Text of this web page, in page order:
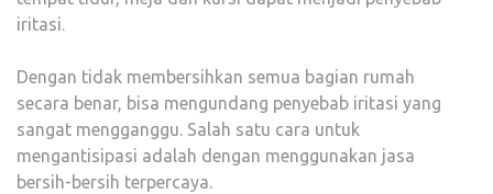
iritasi.
Dengan tidak membersihkan semua bagian rumah
secara benar, bisa mengundang penyebab iritasi yang
sangat mengganggu. Salah satu cara untuk
mengantisipasi adalah dengan menggunakan jasa
bersih-bersih terpercaya.